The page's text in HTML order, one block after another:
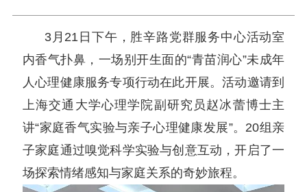
3月21日下午，胜辛路党群服务中心活动室
内香气扑鼻，一场别开生面的“青苗润心”未成年
人心理健康服务专项行动在此开展。活动邀请到
上海交通大学心理学院副研究员赵冰蕾博士主
讲“家庭香气实验与亲子心理健康发展”。20组亲
子家庭通过嗅觉科学实验与创意互动，开启了一
场探索情绪感知与家庭关系的奇妙旅程。